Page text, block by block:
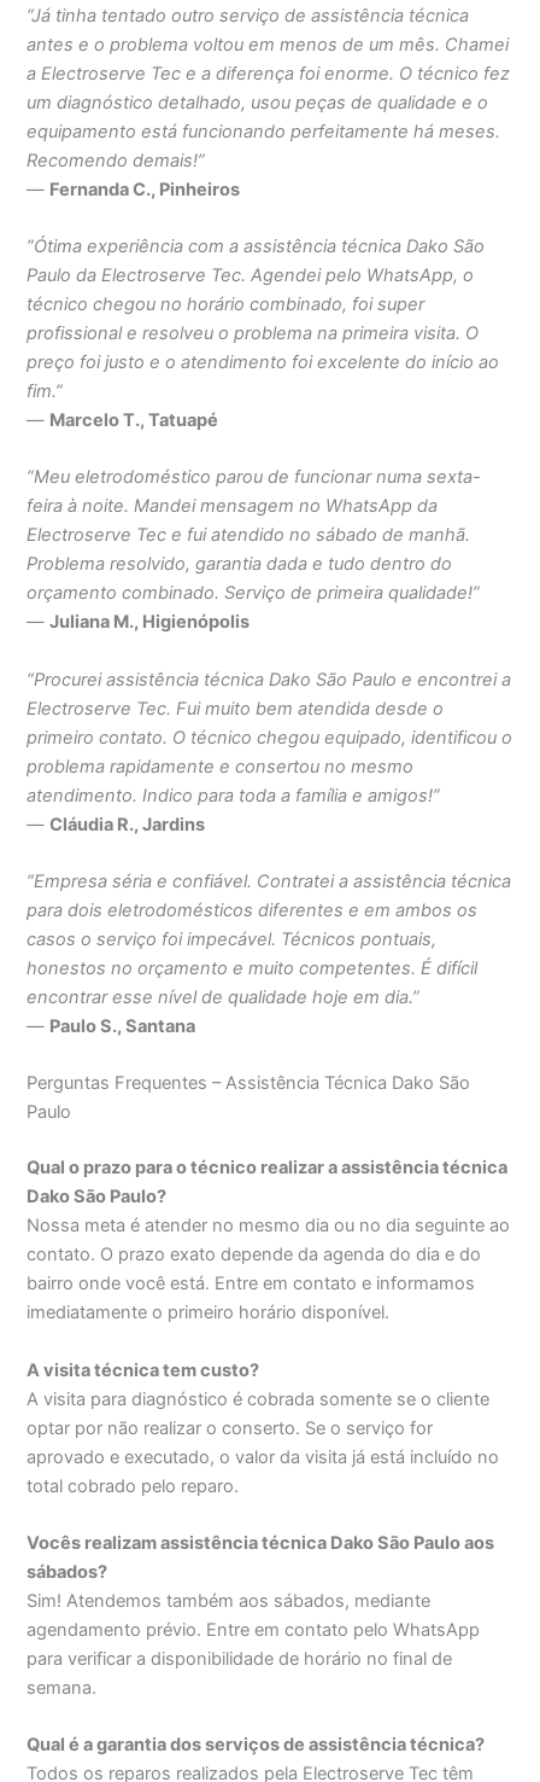
“Já tinha tentado outro serviço de assistência técnica
antes e o problema voltou em menos de um mês. Chamei
a Electroserve Tec e a diferença foi enorme. O técnico fez
um diagnóstico detalhado, usou peças de qualidade e o
equipamento está funcionando perfeitamente há meses.
Recomendo demais!”
— Fernanda C., Pinheiros
“Ótima experiência com a assistência técnica Dako São
Paulo da Electroserve Tec. Agendei pelo WhatsApp, o
técnico chegou no horário combinado, foi super
profissional e resolveu o problema na primeira visita. O
preço foi justo e o atendimento foi excelente do início ao
fim.”
— Marcelo T., Tatuapé
“Meu eletrodoméstico parou de funcionar numa sexta-
feira à noite. Mandei mensagem no WhatsApp da
Electroserve Tec e fui atendido no sábado de manhã.
Problema resolvido, garantia dada e tudo dentro do
orçamento combinado. Serviço de primeira qualidade!”
—Juliana M., Higienópolis
“Procurei assistência técnica Dako São Paulo e encontrei a
Electroserve Tec. Fui muito bem atendida desde o
primeiro contato. O técnico chegou equipado, identificou o
problema rapidamente e consertou no mesmo
atendimento. Indico para toda a família e amigos!”
—Cláudia R., Jardins
“Empresa séria e confiável. Contratei a assistência técnica
para dois eletrodomésticos diferentes e em ambos os
casos o serviço foi impecável. Técnicos pontuais,
honestos no orçamento e muito competentes. É difícil
encontrar esse nível de qualidade hoje em dia.”
— Paulo S., Santana
Perguntas Frequentes – Assistência Técnica Dako São
Paulo
Qual o prazo para o técnico realizar a assistência técnica
Dako São Paulo?
Nossa meta é atender no mesmo dia ou no dia seguinte ao
contato. O prazo exato depende da agenda do dia e do
bairro onde você está. Entre em contato e informamos
imediatamente o primeiro horário disponível.
A visita técnica tem custo?
A visita para diagnóstico é cobrada somente se o cliente
optar por não realizar o conserto. Se o serviço for
aprovado e executado, o valor da visita já está incluído no
total cobrado pelo reparo.
Vocês realizam assistência técnica Dako São Paulo aos
sábados?
Sim! Atendemos também aos sábados, mediante
agendamento prévio. Entre em contato pelo WhatsApp
para verificar a disponibilidade de horário no final de
semana.
Qual é a garantia dos serviços de assistência técnica?
Todos os reparos realizados pela Electroserve Tec têm